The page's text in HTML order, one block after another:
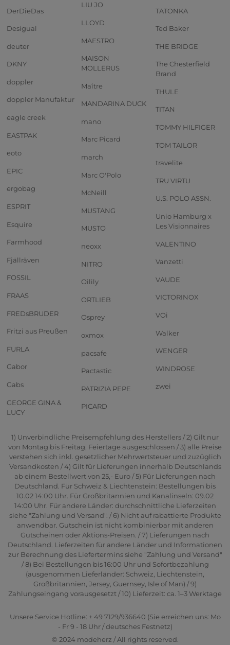
DerDieDas
Desigual
deuter
DKNY
doppler
doppler Manufaktur
eagle creek
EASTPAK
eoto
EPIC
ergobag
ESPRIT
Esquire
Farmhood
Fjällräven
FOSSIL
FRAAS
FREDsBRUDER
Fritzi aus Preußen
FURLA
Gabor
Gabs
GEORGE GINA &
LUCY
LIU JO
LLOYD
MAESTRO
MAISON
MOLLERUS
Maître
MANDARINA DUCK
mano
Marc Picard
march
Marc O'Polo
McNeill
MUSTANG
MUSTO
neoxx
NITRO
Oilily
ORTLIEB
Osprey
oxmox
pacsafe
Pactastic
PATRIZIA PEPE
PICARD
TATONKA
Ted Baker
THE BRIDGE
The Chesterfield
Brand
THULE
TITAN
TOMMY HILFIGER
TOM TAILOR
travelite
TRU VIRTU
U.S. POLO ASSN.
Unio Hamburg x
Les Visionnaires
VALENTINO
Vanzetti
VAUDE
VICTORINOX
VOi
Walker
WENGER
WINDROSE
zwei
1) Unverbindliche Preisempfehlung des Herstellers / 2) Gilt nur
von Montag bis Freitag, Feiertage ausgeschlossen / 3) alle Preise
verstehen sich inkl. gesetzlicher Mehrwertsteuer und zuzüglich
Versandkosten / 4) Gilt für Lieferungen innerhalb Deutschlands
ab einem Bestellwert von 25,- Euro / 5) Für Lieferungen nach
Deutschland. Für Schweiz & Liechtenstein: Bestellungen bis
10.02 14:00 Uhr. Für Großbritannien und Kanalinseln: 09.02
14:00 Uhr. Für andere Länder: durchschnittliche Lieferzeiten
siehe "Zahlung und Versand". / 6) Nicht auf rabattierte Produkte
anwendbar. Gutschein ist nicht kombinierbar mit anderen
Gutscheinen oder Aktions-Preisen. / 7) Lieferungen nach
Deutschland. Lieferzeiten für andere Länder und Informationen
zur Berechnung des Liefertermins siehe "Zahlung und Versand"
/ 8) Bei Bestellungen bis 16:00 Uhr und Sofortbezahlung
(ausgenommen Lieferländer: Schweiz, Liechtenstein,
Großbritannien, Jersey, Guernsey, Isle of Man) / 9)
Zahlungseingang vorausgesetzt / 10) Lieferzeit: ca. 1–3 Werktage
Unsere Service Hotline: + 49 7129/936640 (Sie erreichen uns: Mo
- Fr 9 - 18 Uhr / deutsches Festnetz)
© 2024 modeherz / All rights reserved.